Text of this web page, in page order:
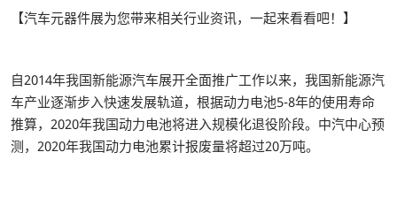
【汽车元器件展为您带来相关行业资讯，一起来看看吧！】
自2014年我国新能源汽车展开全面推广工作以来，我国新能源汽
车产业逐渐步入快速发展轨道，根据动力电池5-8年的使用寿命
推算，2020年我国动力电池将进入规模化退役阶段。中汽中心预
测，2020年我国动力电池累计报废量将超过20万吨。